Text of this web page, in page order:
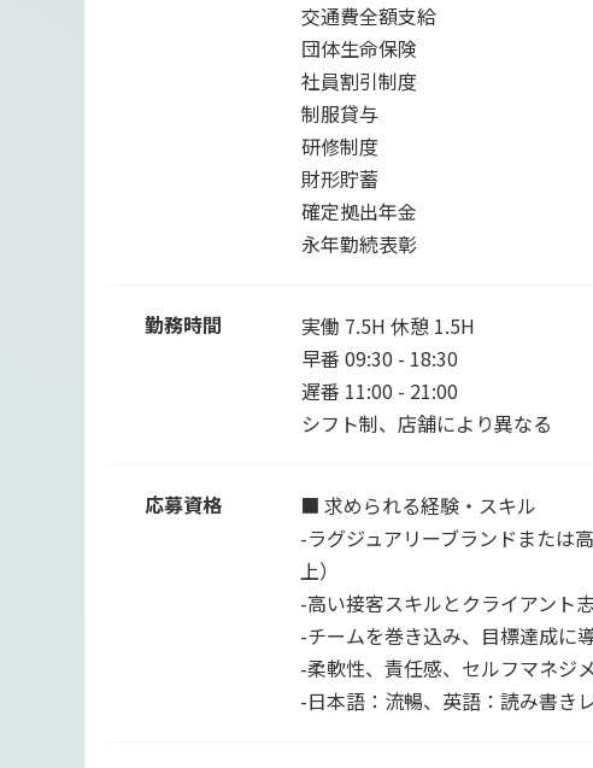
交通費全額支給
団体生命保険
社員割引制度
制服貸与
研修制度
財形貯蓄
確定拠出年金
永年勤続表彰
勤務時間
実働 7.5H 休憩 1.5H
早番 09:30 - 18:30
遅番 11:00 - 21:00
シフト制、店舗により異なる
応募資格
■ 求められる経験・スキル
-ラグジュアリーブランドまたは
上）
-高い接客スキルとクライアント
-チームを巻き込み、目標達成に
-柔軟性、責任感、セルフマネジ
-日本語：流暢、英語：読み書き